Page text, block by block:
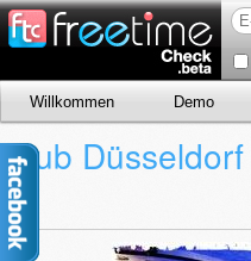
Willkommen Demo
Sub Düsseldorf